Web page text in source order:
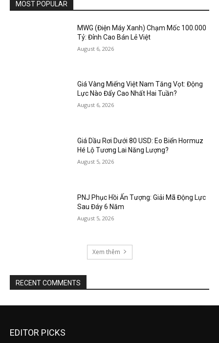
MOST POPULAR
MWG (Điện Máy Xanh) Chạm Mốc 100.000
Tỷ: Đỉnh Cao Bán Lẻ Việt
August 6, 2026
Giá Vàng Miếng Việt Nam Tăng Vọt: Động
Lực Nào Đẩy Cao Nhất Hai Tuần?
August 6, 2026
Giá Dầu Rơi Dưới 80 USD: Eo Biển Hormuz
Hé Lộ Tương Lai Năng Lượng?
August 5, 2026
PNJ Phục Hồi Ấn Tượng: Giải Mã Động Lực
Sau Đáy 6 Năm
August 5, 2026
Xem thêm
RECENT COMMENTS
EDITOR PICKS